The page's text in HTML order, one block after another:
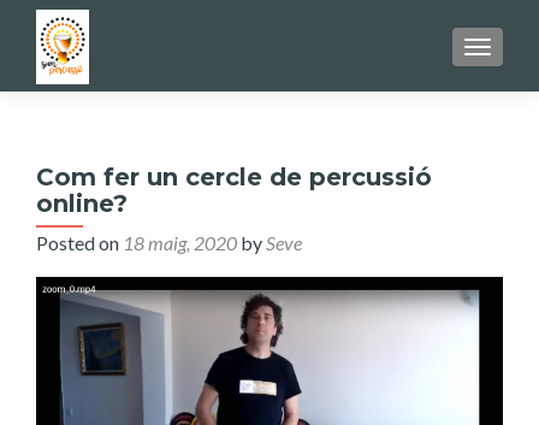
Com fer un cercle de percussió
online?
Posted on 18 maig, 2020 bySeve